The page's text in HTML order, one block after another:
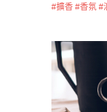
#擴香 #香氛 #